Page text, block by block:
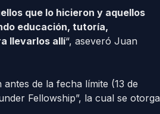
que lo hicieron y aquellos
educación, tutoría,
llevarlos allí“, aseveró Juan
de la fecha límite (13 de
Fellowship”, la cual se otorga